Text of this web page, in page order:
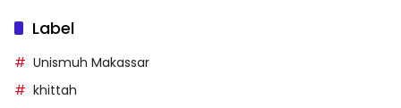
Label
Unismuh Makassar
khittah